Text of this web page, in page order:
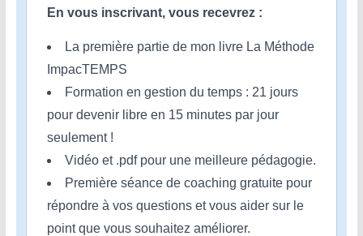
En vous inscrivant, vous recevrez :
La première partie de mon livre La Méthode
ImpacTEMPS
Formation en gestion du temps : 21 jours
pour devenir libre en 15 minutes par jour
seulement !
Vidéo et .pdf pour une meilleure pédagogie.
Première séance de coaching gratuite pour
répondre à vos questions et vous aider sur le
point que vous souhaitez améliorer.